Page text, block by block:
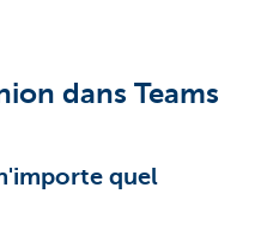
dans Teams
quel